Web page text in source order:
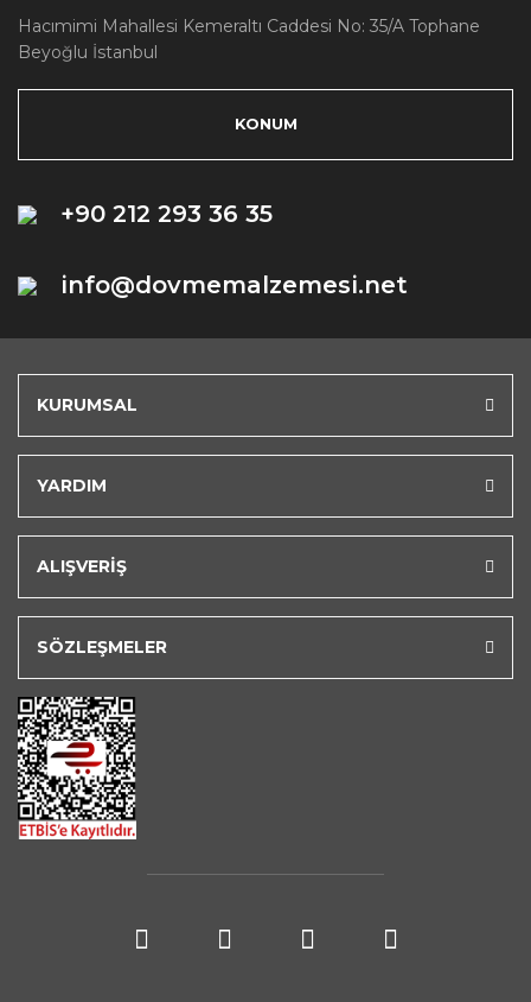
Hacımimi Mahallesi Kemeraltı Caddesi No: 35/A Tophane
Beyoğlu İstanbul
KONUM
+90 212 293 36 35
info@dovmemalzemesi.net
KURUMSAL
YARDIM
ALIŞVERİŞ
SÖZLEŞMELER